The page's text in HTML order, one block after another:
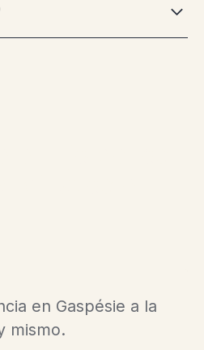
en Gaspésie a la
mismo.